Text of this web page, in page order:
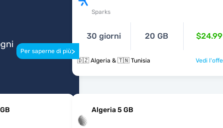
Per saperne di più>
Sparks
30 giorni 20 GB $24.99
🇩🇿 Algeria & 🇹🇳 Tunisia Vedi
Algeria 5 GB